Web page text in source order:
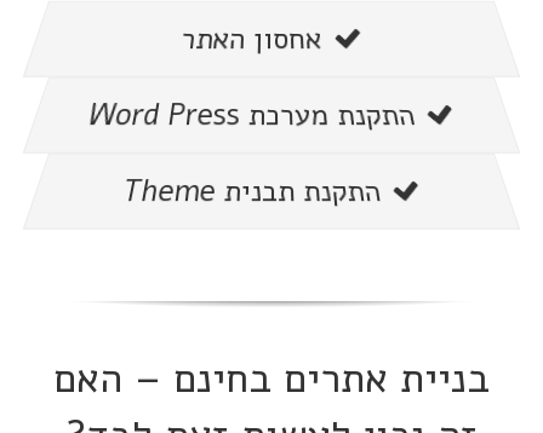
אחסון האתר
התקנת מערכת Word Press
התקנת תבנית Theme
בניית אתרים בחינם – האם